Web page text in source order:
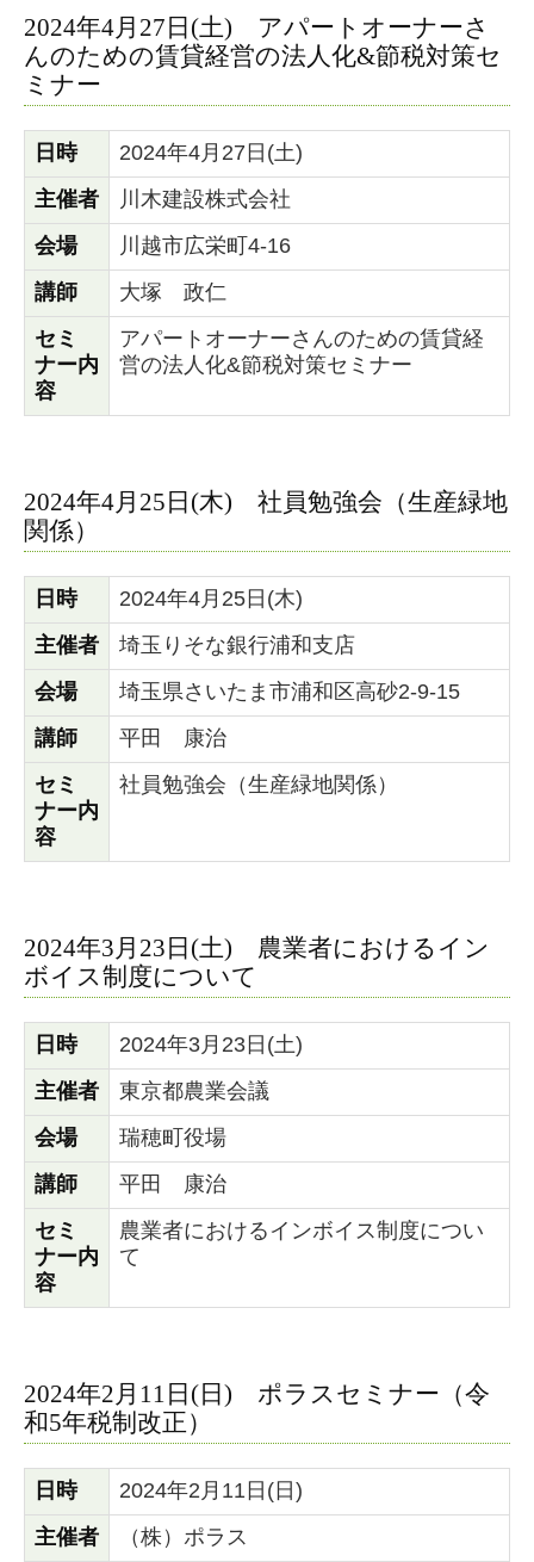
2024年4月27日(土) アパートオーナーさ
んのための賃貸経営の法人化&節税対策セ
ミナー
日時
2024年4月27日(土)
主催者
川木建設株式会社
会場
川越市広栄町4-16
講師
大塚 政仁
セミ
ナー内
容
アパートオーナーさんのための賃貸経
営の法人化&節税対策セミナー
2024年4月25日(木) 社員勉強会（生産緑地
関係）
日時
2024年4月25日(木)
主催者
埼玉りそな銀行浦和支店
会場
埼玉県さいたま市浦和区高砂2-9-15
講師
平田 康治
セミ
ナー内
容
社員勉強会（生産緑地関係）
2024年3月23日(土) 農業者におけるイン
ボイス制度について
日時
2024年3月23日(土)
主催者
東京都農業会議
会場
瑞穂町役場
講師
平田 康治
セミ
ナー内
容
農業者におけるインボイス制度につい
て
2024年2月11日(日) ポラスセミナー（令
和5年税制改正）
日時
2024年2月11日(日)
主催者
（株）ポラス